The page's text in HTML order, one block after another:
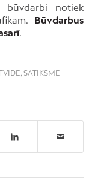
būvdarbi notiek
Būvdarbus
.
, SATIKSME